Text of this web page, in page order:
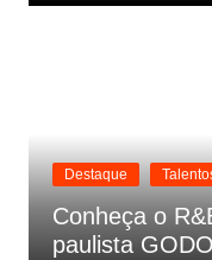
Destaque
Conheça o
paulista GODO